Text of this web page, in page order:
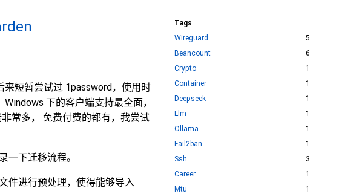
短暂尝试过 1password，使用时
下的客户端支持最全面，
常多， 免费付费的都有，我尝试
一下迁移流程。
件进行预处理，使得能够导入
Tags
Wireguard
5
Beancount
6
Crypto
1
Container
1
Deepseek
1
Llm
1
Ollama
1
Fail2ban
1
Ssh
3
Career
1
Mtu
1